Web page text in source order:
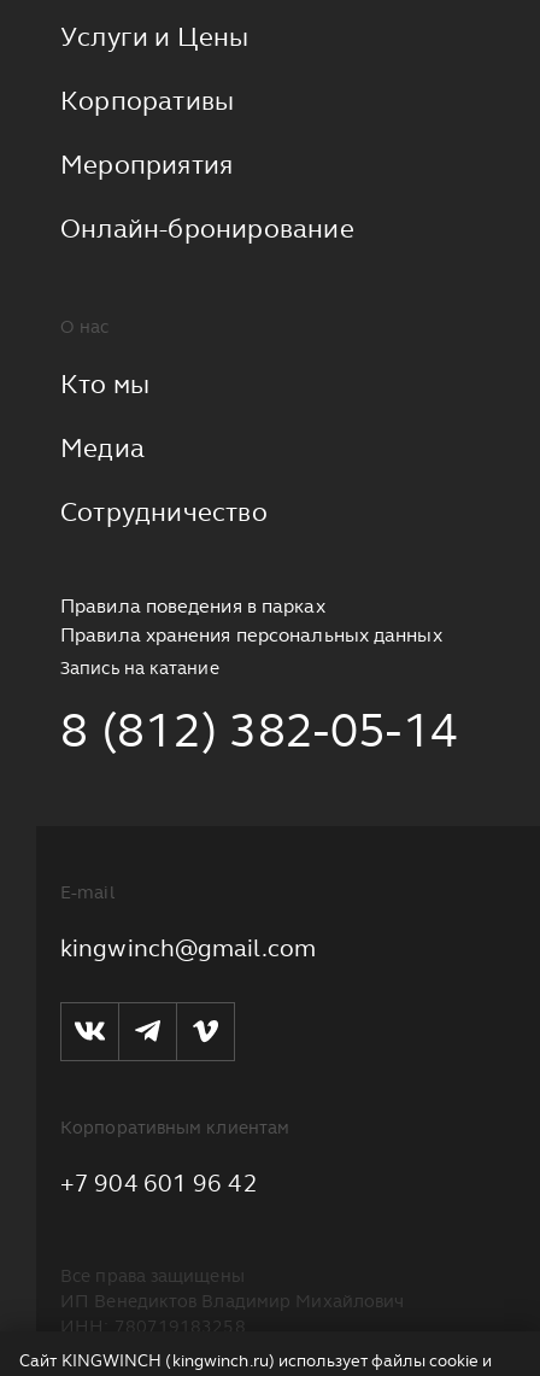
Услуги и Цены
Корпоративы
Мероприятия
Онлайн-бронирование
О нас
Кто мы
Медиа
Сотрудничество
Правила поведения в парках
Правила хранения персональных данных
Запись на катание
8 (812) 382-05-14
E-mail
kingwinch@gmail.com
Корпоративным клиентам
+7 904 601 96 42
Все права защищены
ИП Венедиктов Владимир Михайлович
ИНН: 780719183258
ОГРНИП: 314784721100299
Сайт KINGWINCH (kingwinch.ru) использует файлы cookie и